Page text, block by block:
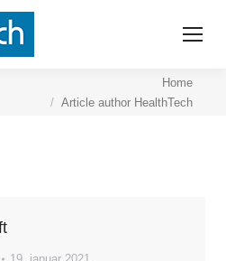
Home
Article author HealthTech